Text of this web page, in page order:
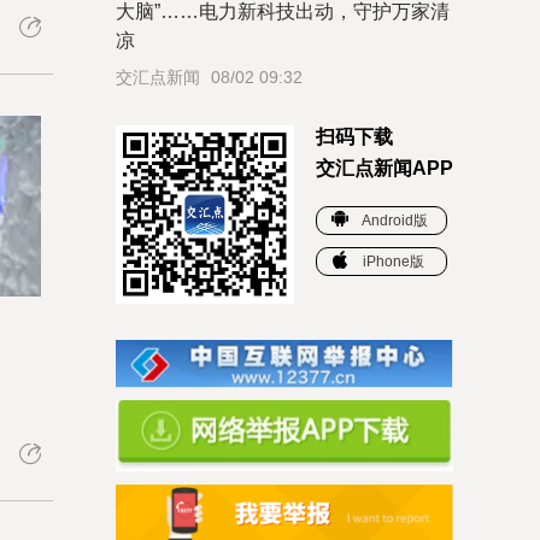
大脑”……电力新科技出动，守护万家清
凉
交汇点新闻 08/02 09:32
扫码下载
交汇点新闻APP
Android版
iPhone版